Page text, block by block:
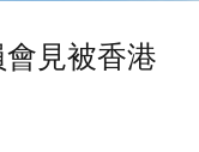
見被香港